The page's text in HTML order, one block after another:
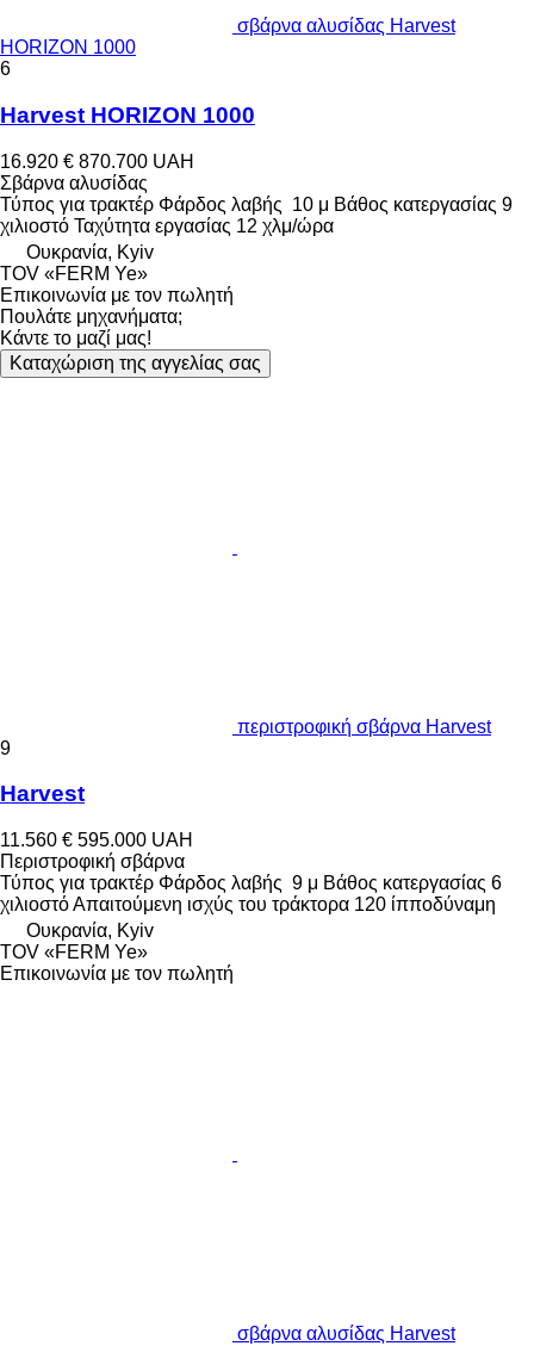
σβάρνα αλυσίδας Harvest
HORIZON 1000
6
Harvest HORIZON 1000
16.920 € 870.700 UAH
Σβάρνα αλυσίδας
Τύπος για τρακτέρ Φάρδος λαβής 10 μ Βάθος κατεργασίας 9
χιλιοστό Ταχύτητα εργασίας 12 χλμ/ώρα
Ουκρανία, Kyiv
TOV «FERM Ye»
Επικοινωνία με τον πωλητή
Πουλάτε μηχανήματα;
Κάντε το μαζί μας!
Καταχώριση της αγγελίας σας
περιστροφική σβάρνα Harvest
9
Harvest
11.560 € 595.000 UAH
Περιστροφική σβάρνα
Τύπος για τρακτέρ Φάρδος λαβής 9 μ Βάθος κατεργασίας 6
χιλιοστόΑπαιτούμενη ισχύς του τράκτορα 120 ίπποδύναμη
Ουκρανία, Kyiv
TOV «FERM Ye»
Επικοινωνία με τον πωλητή
σβάρνα αλυσίδας Harvest